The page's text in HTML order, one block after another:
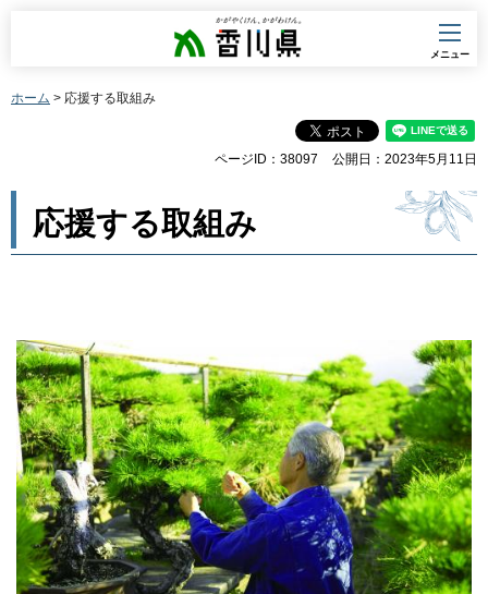
香川県
メニュー
ホーム > 応援する取組み
ページID：38097 公開日：2023年5月11日
応援する取組み